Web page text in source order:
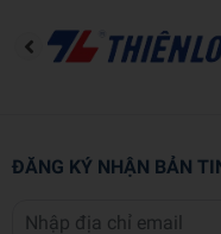
Ông còn là biên tập
Ông sống cùng vợ và
ĐĂNG KÝ NHẬN BẢN